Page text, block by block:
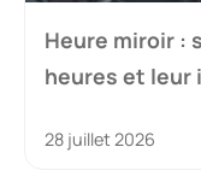
Heure miroir :
heures et
28 juillet 2026